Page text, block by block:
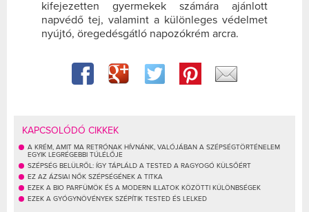
kifejezetten gyermekek számára ajánlott
napvédő tej, valamint a különleges védelmet
nyújtó, öregedésgátló napozókrém arcra.
KAPCSOLÓDÓ CIKKEK
A KRÉM, AMIT MA RETRÓNAK HÍVNÁNK, VALÓJÁBAN A SZÉPSÉGTÖRTÉNELEM
EGYIK LEGRÉGEBBI TÚLÉLŐJE
SZÉPSÉG BELÜLRŐL: ÍGY TÁPLÁLD A TESTED A RAGYOGÓ KÜLSŐÉRT
EZ AZ ÁZSIAI NŐK SZÉPSÉGÉNEK A TITKA
EZEK A BIO PARFÜMÖK ÉS A MODERN ILLATOK KÖZÖTTI KÜLÖNBSÉGEK
EZEK A GYÓGYNÖVÉNYEK SZÉPÍTIK TESTED ÉS LELKED